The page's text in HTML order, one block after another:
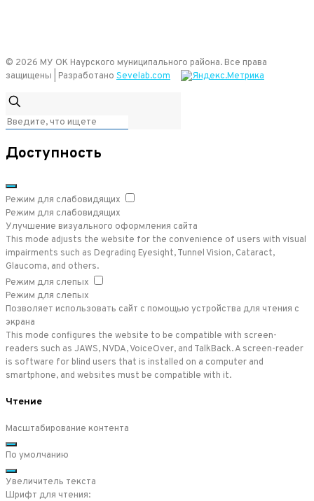
© 2026 МУ ОК Наурского муниципального района. Все права
защищены | Разработано Sevelab.com
Доступность
Режим для слабовидящих
Режим для слабовидящих
Улучшение визуального оформления сайта
This mode adjusts the website for the convenience of users with visual
impairments such as Degrading Eyesight, Tunnel Vision, Cataract,
Glaucoma, and others.
Режим для слепых
Режим для слепых
Позволяет использовать сайт с помощью устройства для чтения с
экрана
This mode configures the website to be compatible with screen-
readers such as JAWS, NVDA, VoiceOver, and TalkBack. A screen-reader
is software for blind users that is installed on a computer and
smartphone, and websites must be compatible with it.
Чтение
Масштабирование контента
По умолчанию
Увеличитель текста
Шрифт для чтения: